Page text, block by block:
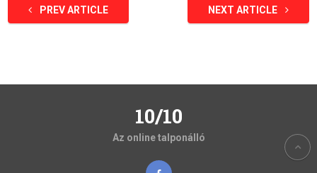
PREV ARTICLE NEXT ARTICLE
10/10
Az online talponálló